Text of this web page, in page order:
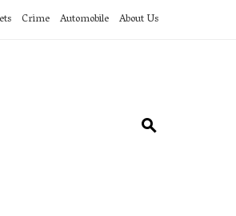
Crime Automobile About Us